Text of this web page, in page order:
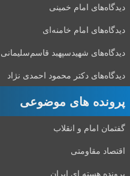
دیدگاه‌های امام خمینی
دیدگاه‌های امام خامنه‌ای
دیدگاه‌های شهید‌سپهبد قاسم‌سلیمانی
دیدگاه‌های دکتر محمود احمدی نژاد
پرونده های موضوعی
گفتمان امام و انقلاب
اقتصاد مقاومتی
پرونده هسته ای ایران